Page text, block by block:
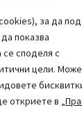
за да
показва
споделя с
цели.
откриете в